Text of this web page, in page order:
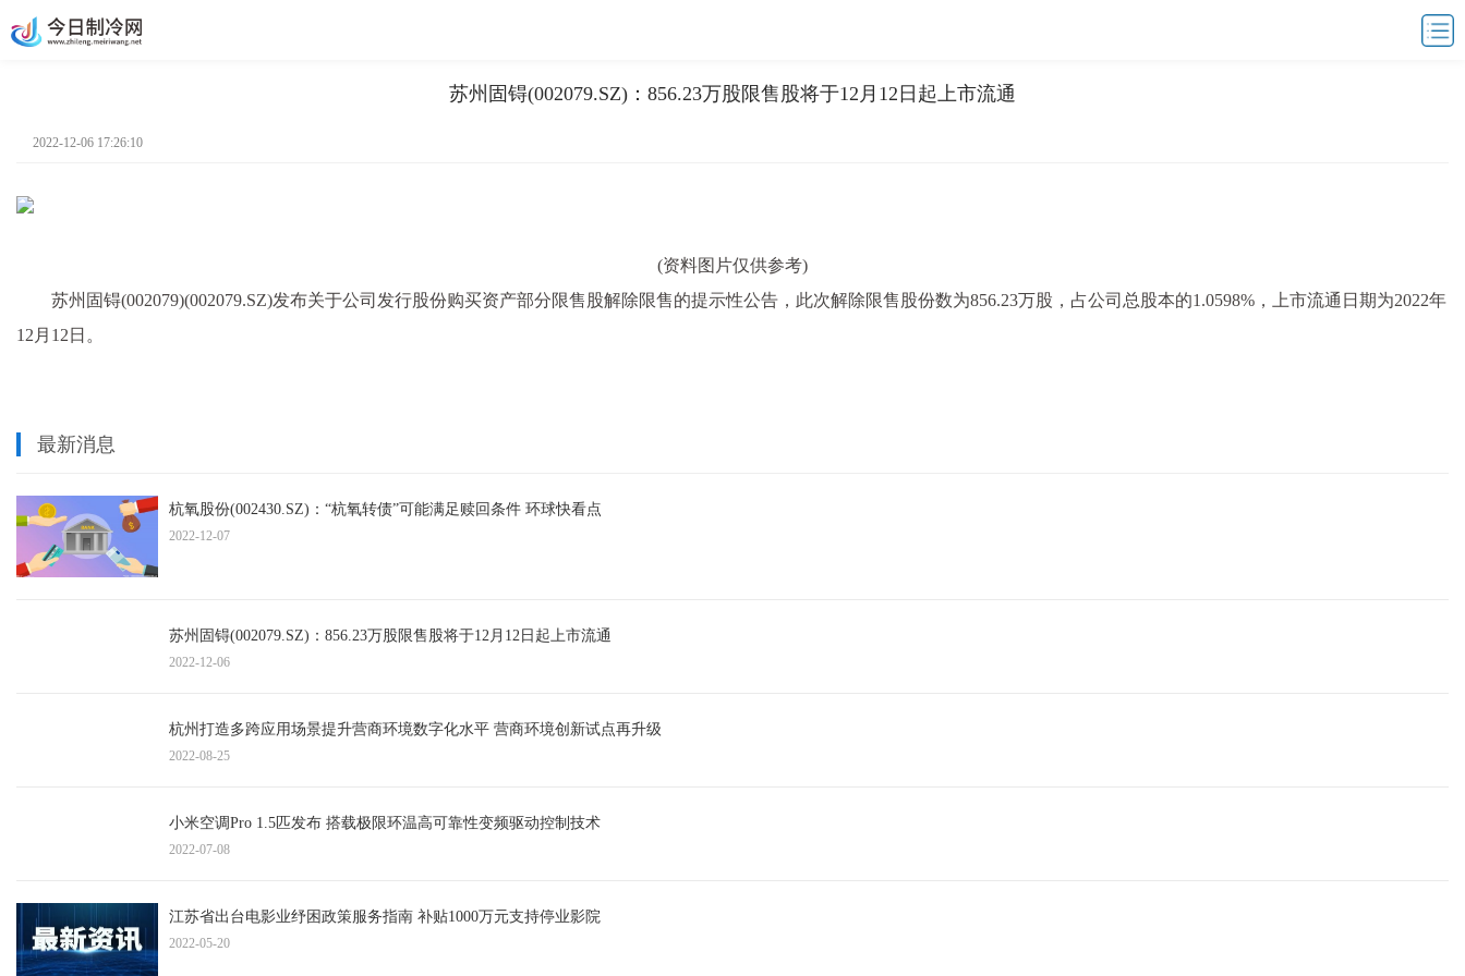
苏州固锝(002079.SZ)：856.23万股限售股将于12月12日起上市流通
2022-12-06 17:26:10
(资料图片仅供参考)
苏州固锝(002079)(002079.SZ)发布关于公司发行股份购买资产部分限售股解除限售的提示性公告，此次解除限售股份数为856.23万股，占公司总股本的1.0598%，上市流通日期为2022年
12月12日。
最新消息
杭氧股份(002430.SZ)：“杭氧转债”可能满足赎回条件 环球快看点
2022-12-07
苏州固锝(002079.SZ)：856.23万股限售股将于12月12日起上市流通
2022-12-06
杭州打造多跨应用场景提升营商环境数字化水平 营商环境创新试点再升级
2022-08-25
小米空调Pro 1.5匹发布 搭载极限环温高可靠性变频驱动控制技术
2022-07-08
江苏省出台电影业纾困政策服务指南 补贴1000万元支持停业影院
2022-05-20